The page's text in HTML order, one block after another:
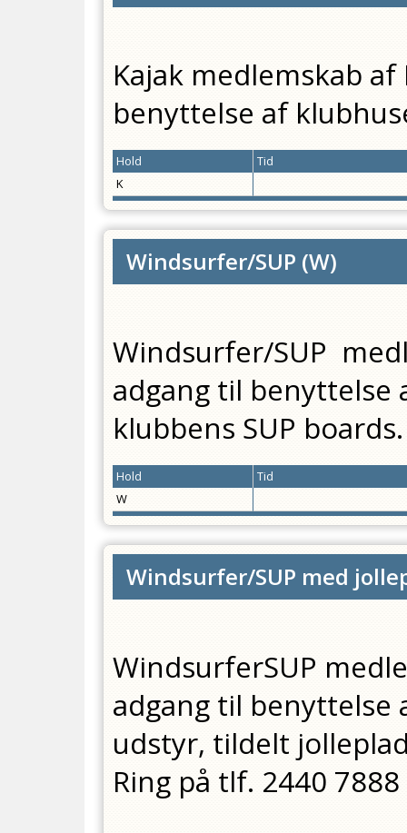
Kajak medlemskab af
benyttelse af
Hold
Tid
K
Windsurfer/SUP (W)
Windsurfer/SUP
adgang til benyttelse
klubbens SUP boards.
Hold
Tid
W
Windsurfer/SUP med
WindsurferSUP
adgang til benyttelse
udstyr, tildelt
Ring på tlf. 2440